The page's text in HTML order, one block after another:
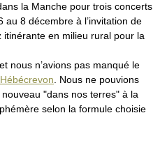
la Manche pour trois concerts
au 8 décembre à l’invitation de
itinérante en milieu rural pour la
nous n’avions pas manqué le
. Nous ne pouvions
"dans nos terres" à la
selon la formule choisie